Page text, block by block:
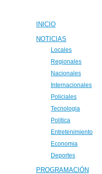
INICIO
NOTICIAS
Locales
Regionales
Nacionales
Internacionales
Policiales
Tecnologia
Politica
Entretenimiento
Economia
Deportes
PROGRAMACIÓN